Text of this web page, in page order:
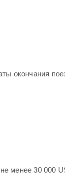
окончания
менее 30 000